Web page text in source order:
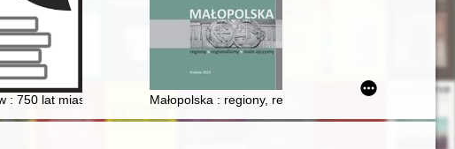
i gustu artystycznego
specjalnej = Maria Grzegorzewska : the founder of Polish special
: 750 lat miasta : zbiór studiówMałopolska : regiony, regionalizmy, małe ojczyzny.